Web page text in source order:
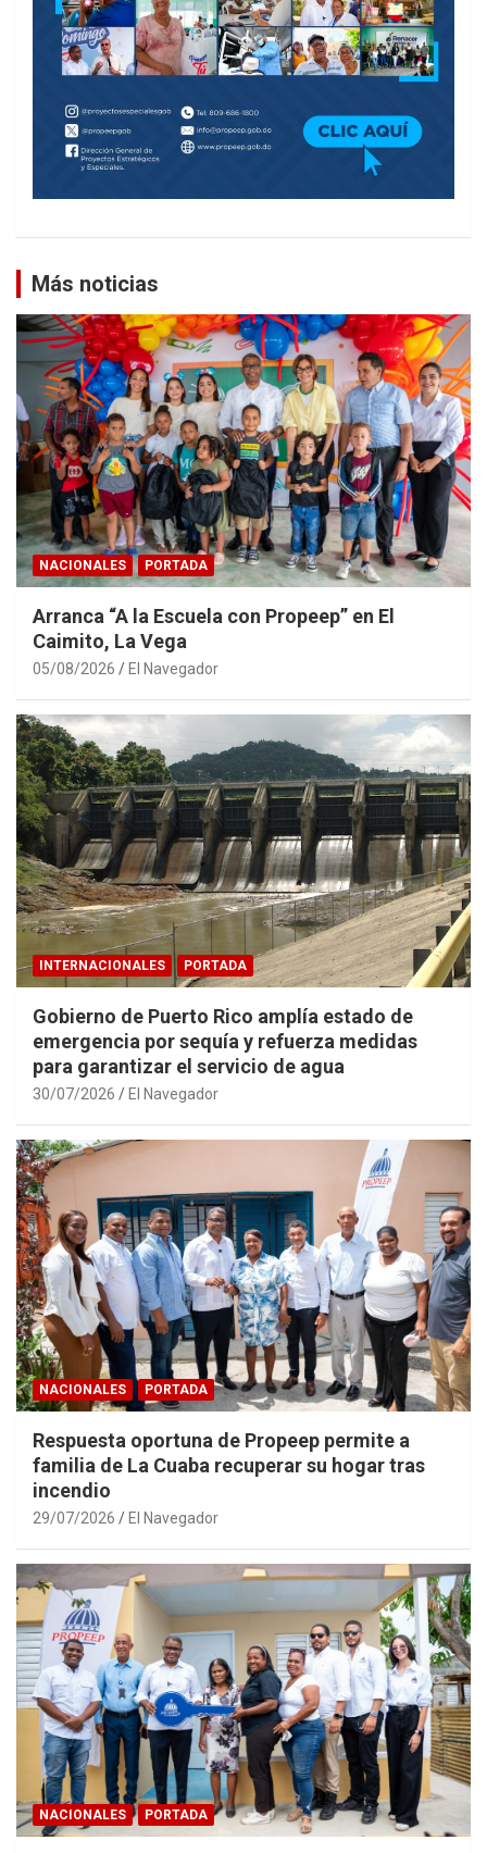
Más noticias
NACIONALES PORTADA
Arranca “A la Escuela con Propeep” en El
Caimito, La Vega
05/08/2026 El Navegador
INTERNACIONALES PORTADA
Gobierno de Puerto Rico amplía estado de
emergencia por sequía y refuerza medidas
para garantizar el servicio de agua
30/07/2026 El Navegador
NACIONALES PORTADA
Respuesta oportuna de Propeep permite a
familia de La Cuaba recuperar su hogar tras
incendio
29/07/2026 El Navegador
NACIONALES PORTADA